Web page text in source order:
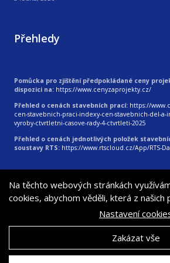
Přehledy
Pomůcka pro zjištění předpokládané ceny
dispozici na: https://www.cenyzaprojekty.cz/
Přehled o cenách stavebních prací: https://
cen-stavebnich-praci-indexy-cen-stavebnich-del-a-
vyroby-ctvrtletni-casove-rady-4-ctvrtleti-2025
Přehled o cenách jednotlivých položek
soustavy RTS: https://www.rtscloud.cz/App/RTS-
Na těchto webových stránkách
cookies, abychom věděli, která z našich
Nastavení
Zakázat vše